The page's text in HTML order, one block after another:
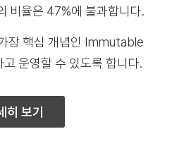
비율은 47%에 불과합니다.
장 핵심 개념인 Immutable
운영할 수 있도록 합니다.
히 보기